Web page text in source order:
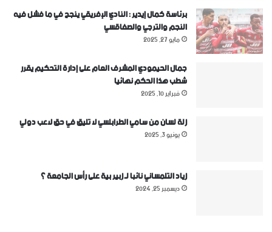
برئاسة كمال إيدير : النادي الإفريقي ينجح في ما فشل فيه
النجم والترجي والصفاقسي
مايو 27, 2025
جمال الحيمودي المشرف العام على إدارة التحكيم يقرر
شطب هذا الحكم نهائيا
فبراير 10, 2025
زلة لسان من سامي الطرابلسي لا تليق في حق لاعب دولي
يونيو 3, 2025
زياد التلمساني نائبا لـ زبير بية على رأس الجامعة ؟
ديسمبر 25, 2024